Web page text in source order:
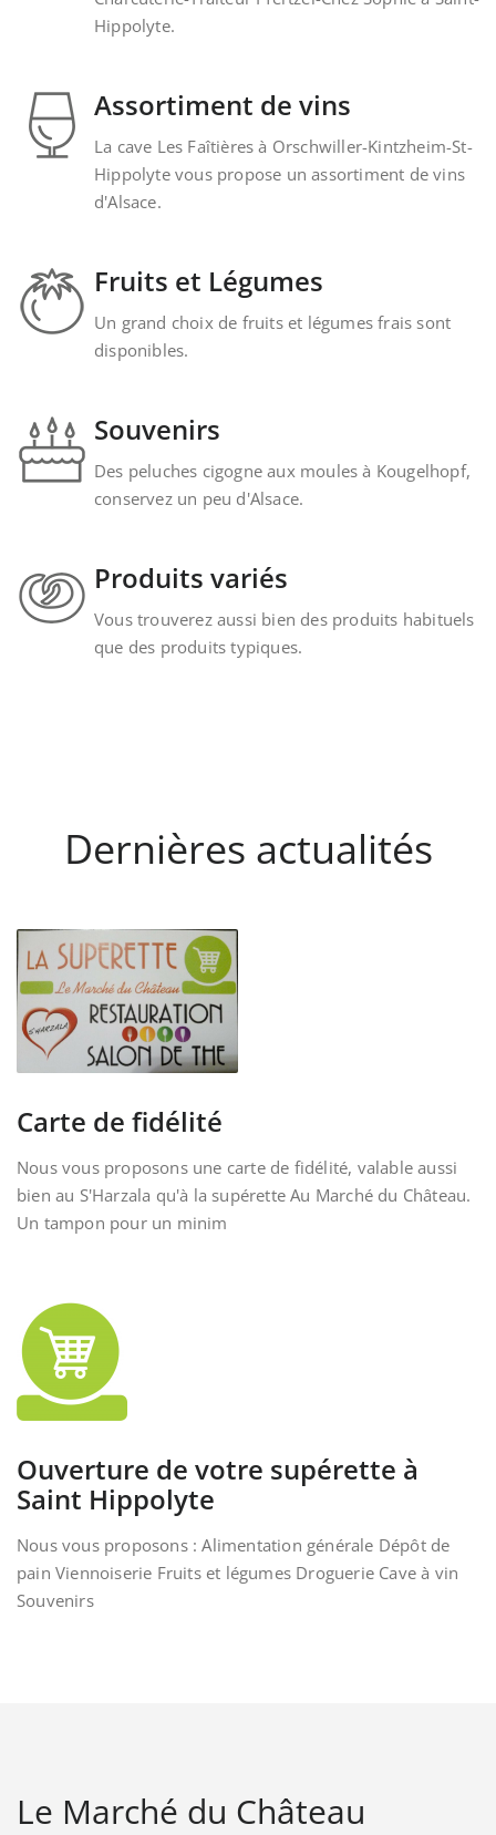
Hippolyte.
Assortiment de vins
La cave Les Faîtières à Orschwiller-Kintzheim-St-
Hippolyte vous propose un assortiment de vins
d'Alsace.
Fruits et Légumes
Un grand choix de fruits et légumes frais sont
disponibles.
Souvenirs
Des peluches cigogne aux moules à Kougelhopf,
conservez un peu d'Alsace.
Produits variés
Vous trouverez aussi bien des produits habituels
que des produits typiques.
Dernières actualités
Carte de fidélité
Nous vous proposons une carte de fidélité, valable aussi
bien au S'Harzala qu'à la supérette Au Marché du Château.
Un tampon pour un minim
Ouverture de votre supérette à
Saint Hippolyte
Nous vous proposons : Alimentation générale Dépôt de
pain Viennoiserie Fruits et légumes Droguerie Cave à vin
Souvenirs
Le Marché du Château